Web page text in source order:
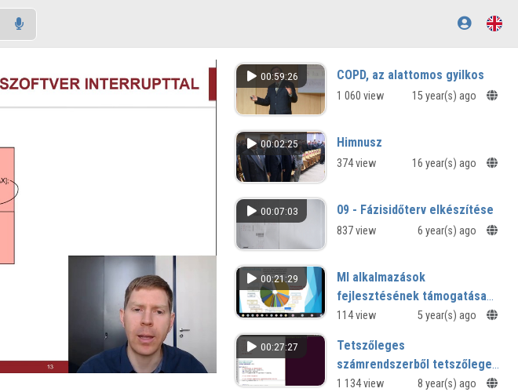
00:59:26 COPD, az alattomos gyilkos
1 060 view 15 year(s) ago
00:02:25 Himnusz
374 view 16 year(s) ago
00:07:03 09 - Fázisidőterv elkészítése
837 view 6 year(s) ago
00:21:29
MI alkalmazások
fejlesztésének támogatása
az MTA Cloud-on
114 view 5 year(s) ago
00:27:27
Tetszőleges
számrendszerből tetszőleges
számrendszerbe váltás
1 134 view 8 year(s) ago